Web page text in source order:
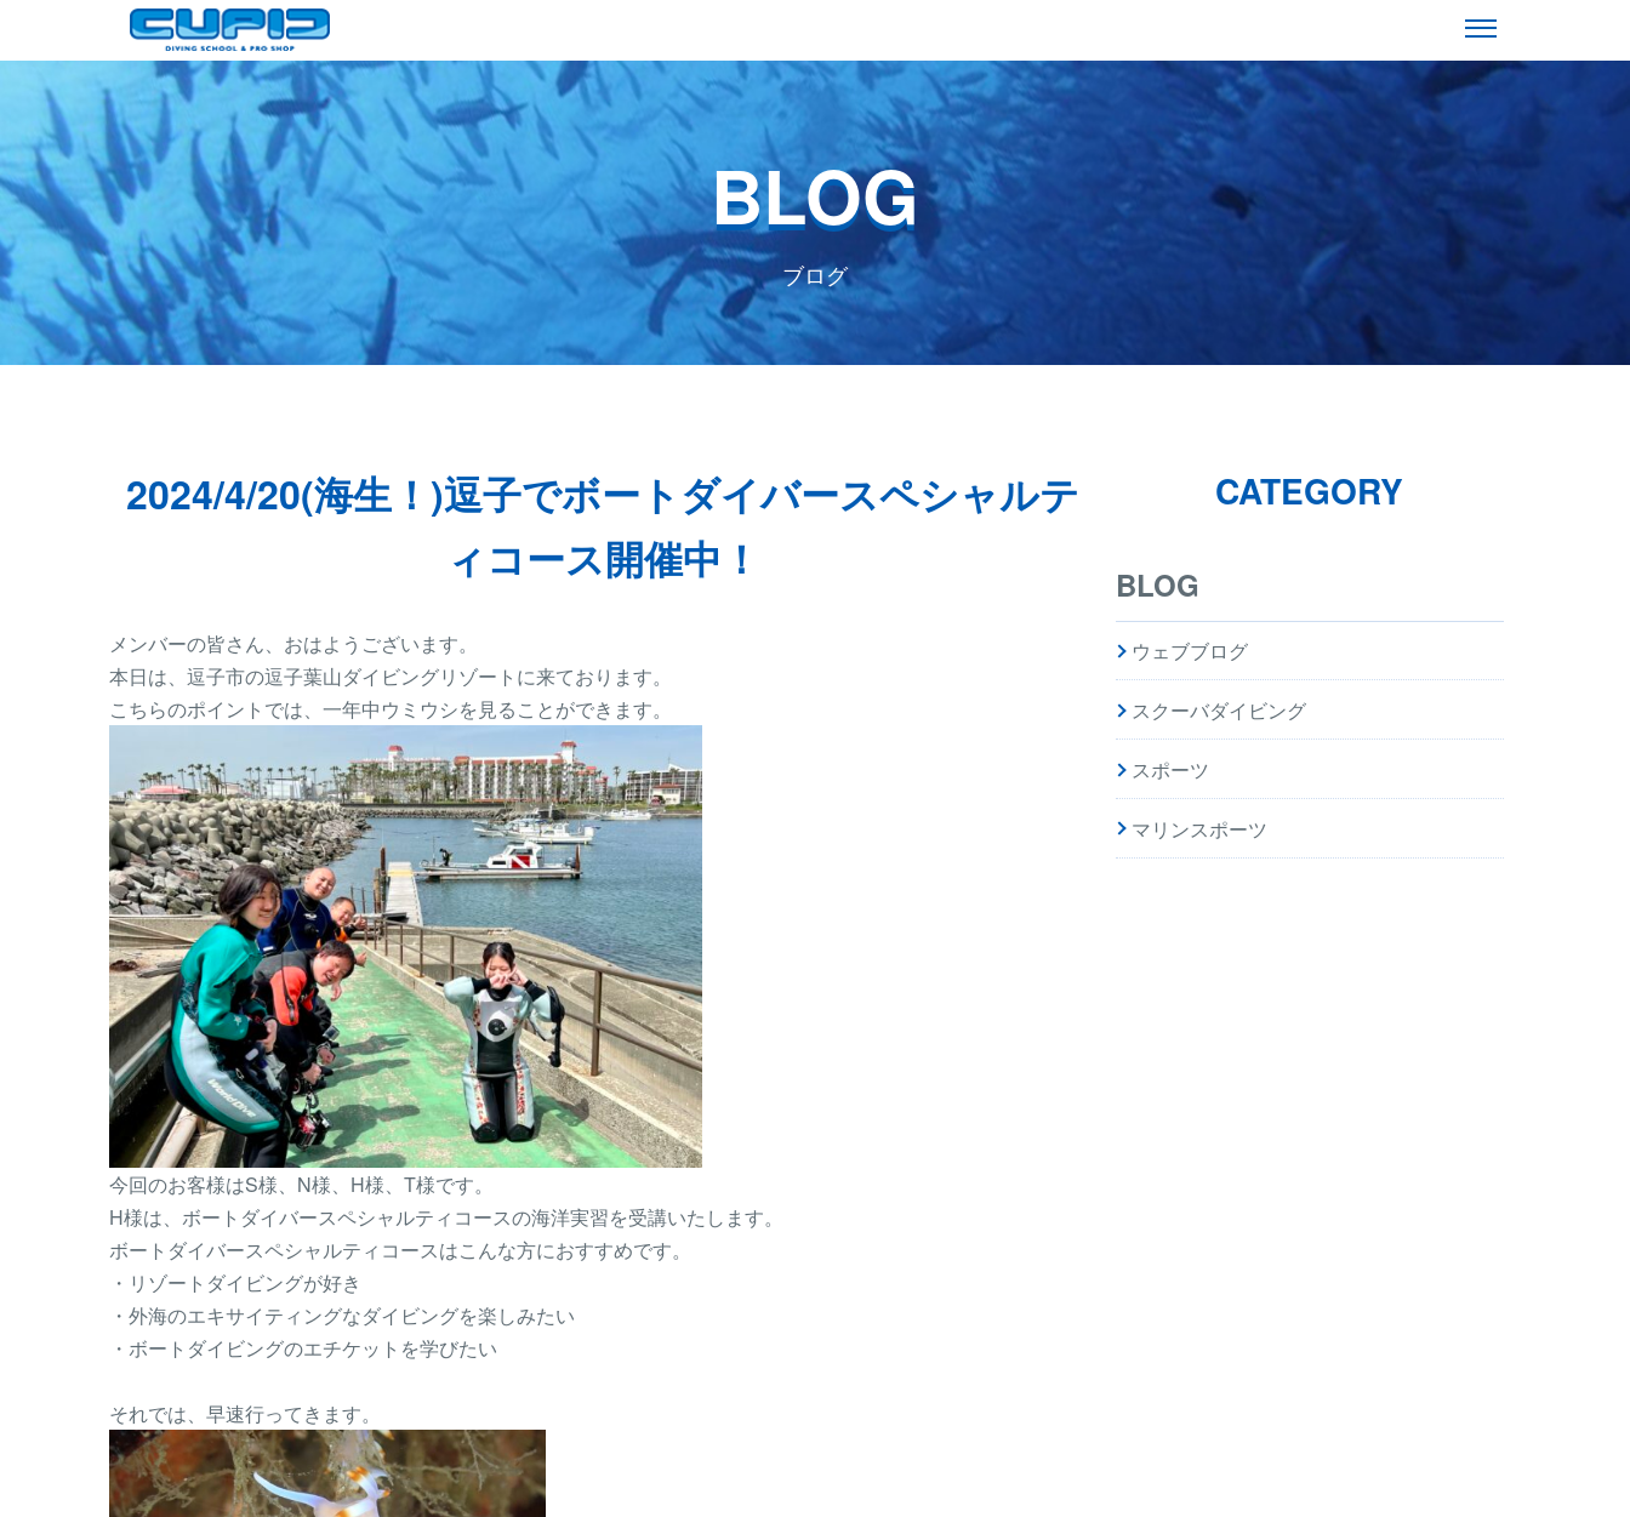
BLOG
ブログ
2024/4/20(海生！)逗子でボートダイバースペシャルテ
ィコース開催中！
メンバーの皆さん、おはようございます。
本日は、逗子市の逗子葉山ダイビングリゾートに来ております。
こちらのポイントでは、一年中ウミウシを見ることができます。
今回のお客様はS様、N様、H様、T様です。
H様は、ボートダイバースペシャルティコースの海洋実習を受講いたします。
ボートダイバースペシャルティコースはこんな方におすすめです。
・リゾートダイビングが好き
・外海のエキサイティングなダイビングを楽しみたい
・ボートダイビングのエチケットを学びたい
それでは、早速行ってきます。
CATEGORY
BLOG
ウェブブログ
スクーバダイビング
スポーツ
マリンスポーツ